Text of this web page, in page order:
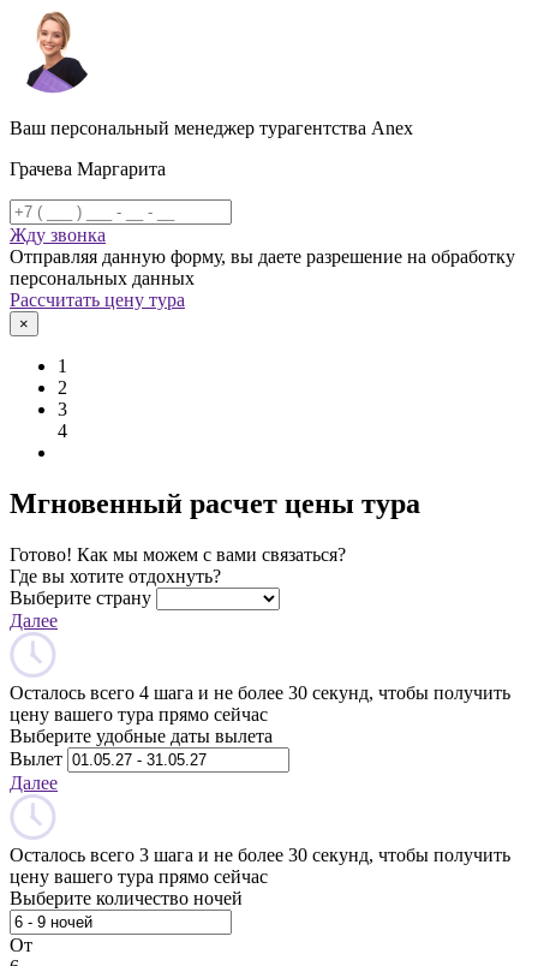
Ваш персональный менеджер турагентства Anex
Грачева Маргарита
Жду звонка
Отправляя данную форму, вы даете разрешение на обработку
персональных данных
Рассчитать цену тура
×
1
2
3
4
Мгновенный расчет цены тура
Готово! Как мы можем с вами связаться?
Где вы хотите отдохнуть?
Выберите страну
Далее
Осталось всего 4 шага и не более 30 секунд, чтобы получить
цену вашего тура прямо сейчас
Выберите удобные даты вылета
Вылет
Далее
Осталось всего 3 шага и не более 30 секунд, чтобы получить
цену вашего тура прямо сейчас
Выберите количество ночей
От